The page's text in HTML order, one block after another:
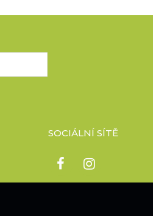
SOCIÁLNÍ SÍTĚ